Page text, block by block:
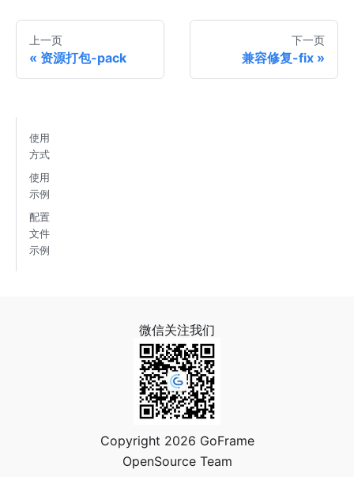
上一页
资源打包-pack
下一页
兼容修复-fix
使用
方式
使用
示例
配置
文件
示例
微信关注我们
Copyright 2026 GoFrame
OpenSource Team